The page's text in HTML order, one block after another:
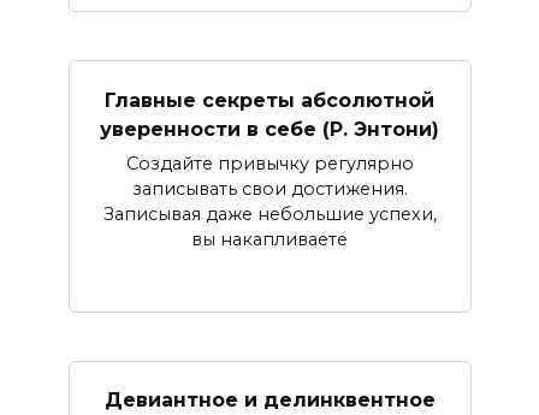
Главные секреты абсолютной
уверенности в себе (Р. Энтони)
Создайте привычку регулярно
записывать свои достижения.
Записывая даже небольшие успехи,
вы накапливаете
Девиантное и делинквентное